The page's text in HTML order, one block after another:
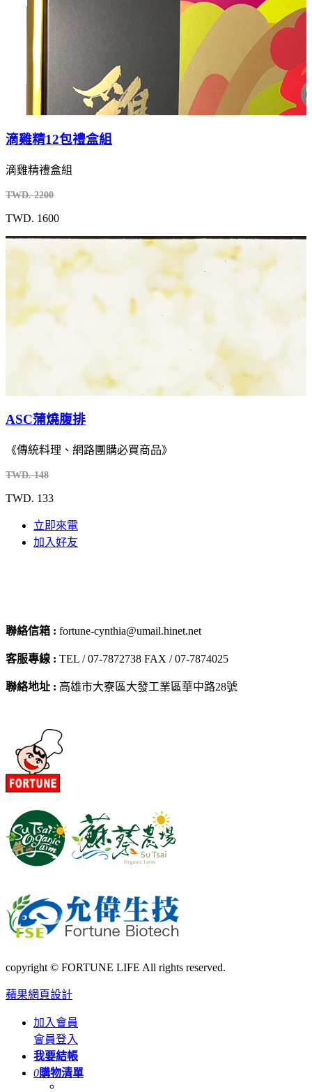
滴雞精12包禮盒組
滴雞精禮盒組
TWD. 2200
TWD. 1600
ASC蒲燒腹排
《傳統料理、網路團購必買商品》
TWD. 148
TWD. 133
立即來電
加入好友
聯絡信箱 : fortune-cynthia@umail.hinet.net
客服專線 : TEL / 07-7872738 FAX / 07-7874025
聯絡地址 : 高雄市大寮區大發工業區華中路28號
copyright © FORTUNE LIFE All rights reserved.
蘋果網頁設計
加入會員
會員登入
我要結帳
0購物清單